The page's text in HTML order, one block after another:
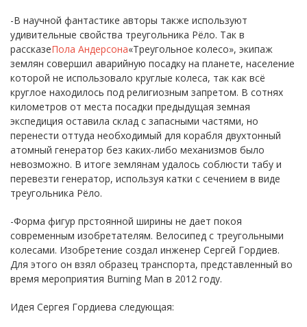
-В научной фантастике авторы также используют
удивительные свойства треугольника Рёло. Так в
рассказеПола Андерсона«Треугольное колесо», экипаж
землян совершил аварийную посадку на планете, население
которой не использовало круглые колеса, так как всё
круглое находилось под религиозным запретом. В сотнях
километров от места посадки предыдущая земная
экспедиция оставила склад с запасными частями, но
перенести оттуда необходимый для корабля двухтонный
атомный генератор без каких-либо механизмов было
невозможно. В итоге землянам удалось соблюсти табу и
перевезти генератор, используя катки с сечением в виде
треугольника Рёло.
-Форма фигур прстоянной ширины не дает покоя
современным изобретателям. Велосипед с треугольными
колесами. Изобретение создал инженер Сергей Гордиев.
Для этого он взял образец транспорта, представленный во
время мероприятия Burning Man в 2012 году.
Идея Сергея Гордиева следующая: